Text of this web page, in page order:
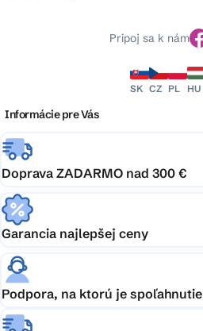
Pripoj sa k nám
SK CZ PL HU
Informácie pre Vás
Doprava ZADARMO nad 300 €
Garancia najlepšej ceny
Podpora, na ktorú je spoľahnutie